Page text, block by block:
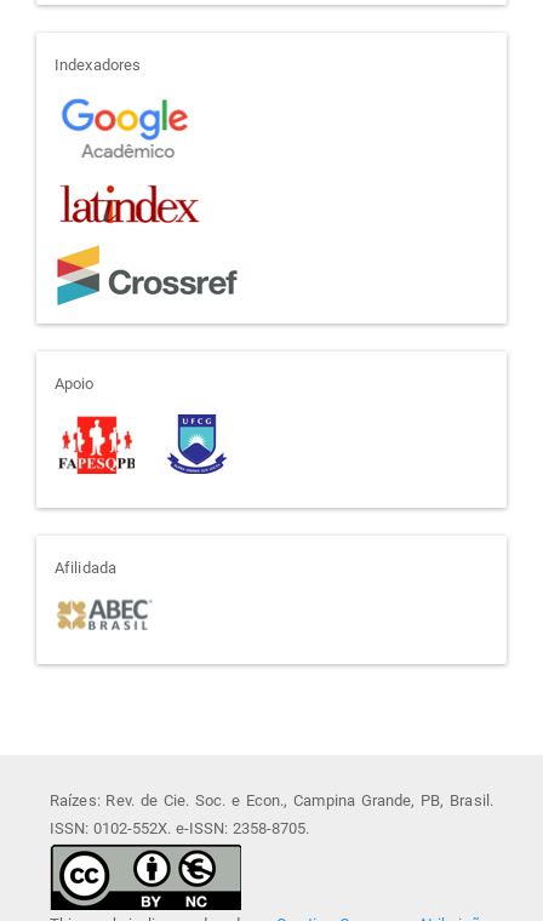
indexadores
Indexadores
apoio
Apoio
afiliada
Afilidada
Raízes: Rev. de Cie. Soc. e Econ., Campina Grande, PB, Brasil.
ISSN: 0102-552X. e-ISSN: 2358-8705.